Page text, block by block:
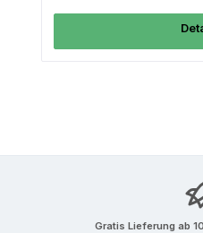
Gratis Lieferung ab